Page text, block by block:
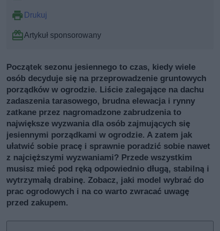
Drukuj
Artykuł sponsorowany
Początek sezonu jesiennego to czas, kiedy wiele
osób decyduje się na przeprowadzenie gruntowych
porządków w ogrodzie. Liście zalegające na dachu
zadaszenia tarasowego, brudna elewacja i rynny
zatkane przez nagromadzone zabrudzenia to
największe wyzwania dla osób zajmujących się
jesiennymi porządkami w ogrodzie. A zatem jak
ułatwić sobie pracę i sprawnie poradzić sobie nawet
z najcięższymi wyzwaniami? Przede wszystkim
musisz mieć pod ręką odpowiednio długą, stabilną i
wytrzymałą drabinę. Zobacz, jaki model wybrać do
prac ogrodowych i na co warto zwracać uwagę
przed zakupem.